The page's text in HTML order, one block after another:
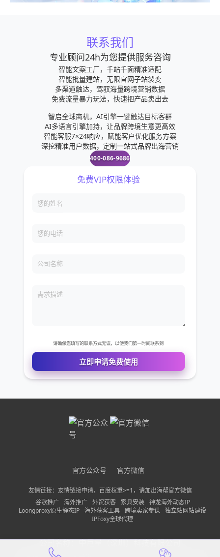
联系我们
专业顾问24h为您提供服务咨询
智能文案工厂，千站千面精准适配
智能批量建站，无限官网子站裂变
多渠道触达，驾驭海量跨境营销数据
免费流量暴力玩法，快速把产品卖出去
智启全球商机，AI引擎一键触达目标客群
AI多语言引擎加持，让品牌跨境生意更高效
智能客服7×24响应，赋能客户优化服务方案
深挖精准用户数据，定制一站式品牌出海营销
400-086-9686
您的姓名
官方公众号 官方微信
友情链接：友情链接申请，百度权重>=1，请加出海帮官方微信
谷歌推广
海外推广 外贸获客 家具安装
神龙海外动态IP
Loongproxy原生静态IP 海外获客工具 跨境卖家参谋 独立站网站建设
IPFoxy全球代理
公司名称：中巨量（深圳）科技有限公司